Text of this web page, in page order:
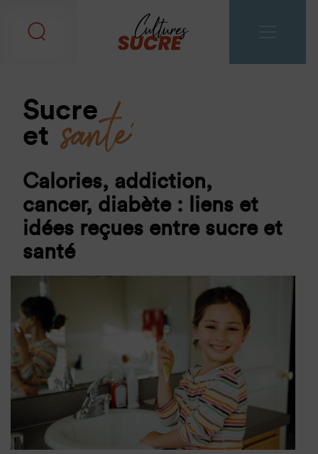
Sucre
et santé
Calories, addiction,
cancer, diabète : liens et
idées reçues entre sucre et
santé